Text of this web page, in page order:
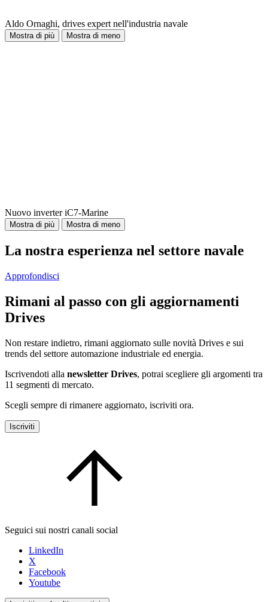
Aldo Ornaghi, drives expert nell'industria navale
Mostra di più Mostra di meno
Nuovo inverter iC7-Marine
Mostra di più Mostra di meno
La nostra esperienza nel settore navale
Approfondisci
Rimani al passo con gli aggiornamenti
Drives
Non restare indietro, rimani aggiornato sulle novità Drives e sui
trends del settore automazione industriale ed energia.
Iscrivendoti alla newsletter Drives, potrai scegliere gli argomenti tra
11 segmenti di mercato.
Scegli sempre di rimanere aggiornato, iscriviti ora.
Iscriviti
Seguici sui nostri canali social
LinkedIn
X
Facebook
Youtube